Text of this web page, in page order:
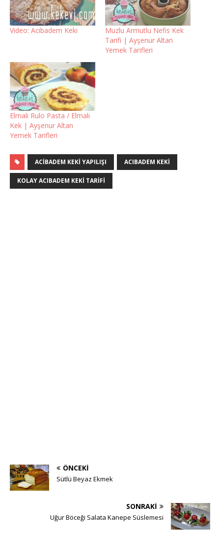
Video: Acıbadem Keki
Muzlu Armutlu Nefis Kek
Tarifi | Ayşenur Altan
Yemek Tarifleri
Elmalı Rulo Pasta / Elmalı
Kek | Ayşenur Altan
Yemek Tarifleri
ACIBADEM KEKI YAPILIŞI ACIBADEM KEKI
KOLAY ACIBADEM KEKI TARIFI
ÖNCEKI
Sütlü Beyaz Ekmek
SONRAKI
Uğur Böceği Salata Kanepe Süslemesi